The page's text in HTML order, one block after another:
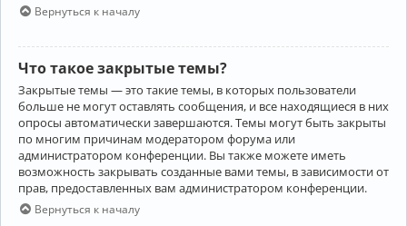
Вернуться к началу
Что такое закрытые темы?
Закрытые темы — это такие темы, в которых пользователи
больше не могут оставлять сообщения, и все находящиеся в них
опросы автоматически завершаются. Темы могут быть закрыты
по многим причинам модератором форума или
администратором конференции. Вы также можете иметь
возможность закрывать созданные вами темы, в зависимости от
прав, предоставленных вам администратором конференции.
Вернуться к началу